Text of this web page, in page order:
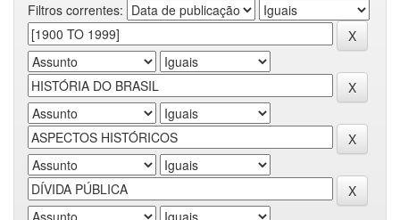
Filtros correntes: